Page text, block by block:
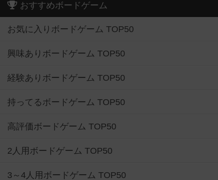
おすすめボードゲーム
お気に入りボードゲーム TOP50
興味ありボードゲーム TOP50
経験ありボードゲーム TOP50
持ってるボードゲーム TOP50
高評価ボードゲーム TOP50
2人用ボードゲーム TOP50
3～4人用ボードゲーム TOP50